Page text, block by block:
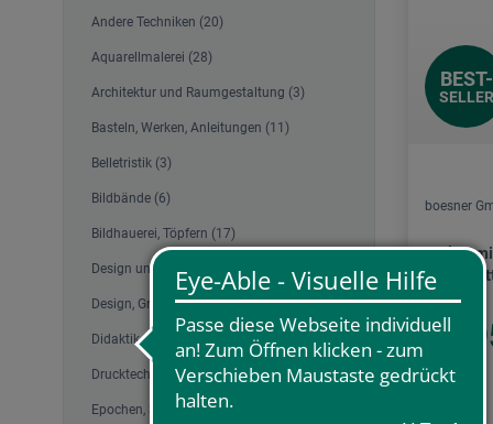
Andere Techniken (20)
Aquarellmalerei (28)
Architektur und Raumgestaltung (3)
Basteln, Werken, Anleitungen (11)
Belletristik (3)
Bildbände (6)
Bildhauerei, Töpfern (17)
Design und Muster (1)
Design, Grafik (4)
Didaktik und Therapie (26)
Drucktechnik Bücher (14)
Epochen, Sammlungen (6)
BEST-
SELLER
boesner
Malen